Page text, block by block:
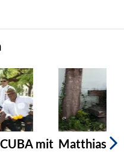
mit Matthias